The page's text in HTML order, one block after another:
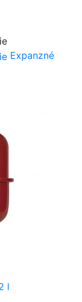
Expanzné